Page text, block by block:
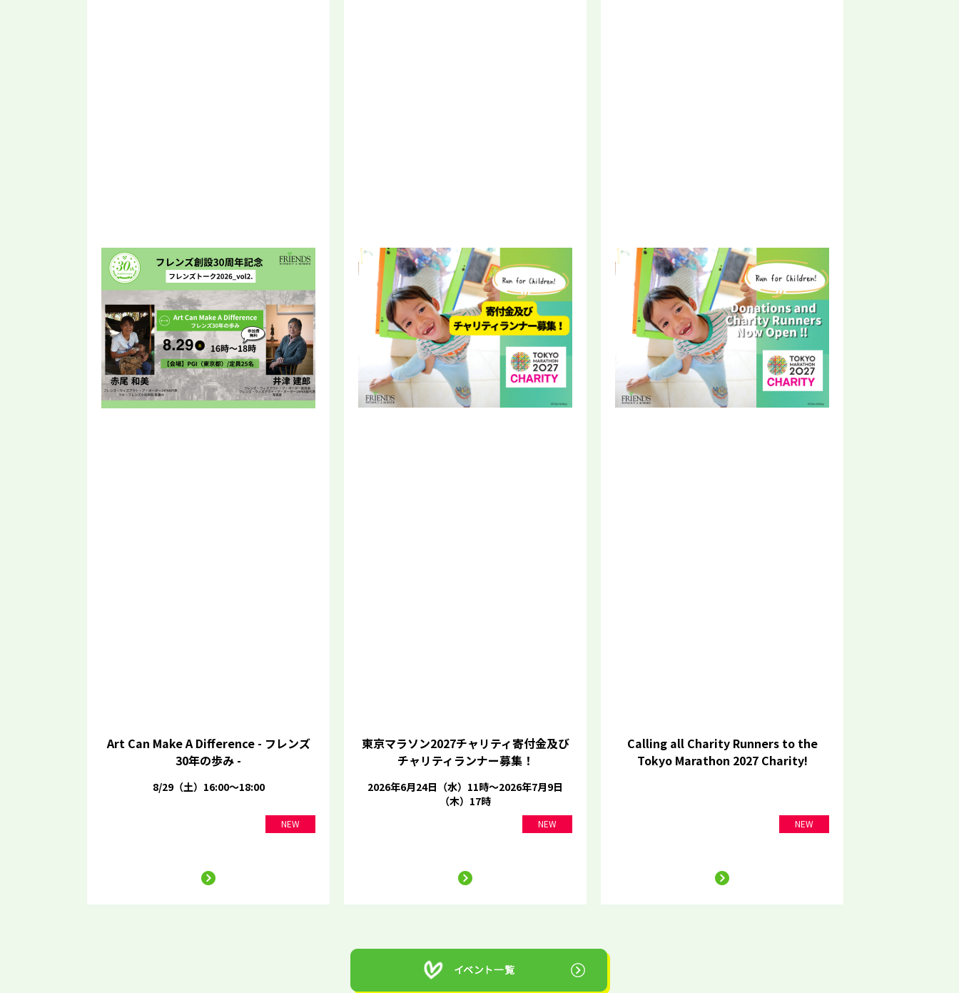
Art Can Make A Difference - フレンズ
30年の歩み -
8/29（土）16:00～18:00
NEW
東京マラソン2027チャリティ寄付金及び
チャリティランナー募集！
2026年6月24日（水）11時～2026年7月9日
（木）17時
NEW
Calling all Charity Runners to the
Tokyo Marathon 2027 Charity!
NEW